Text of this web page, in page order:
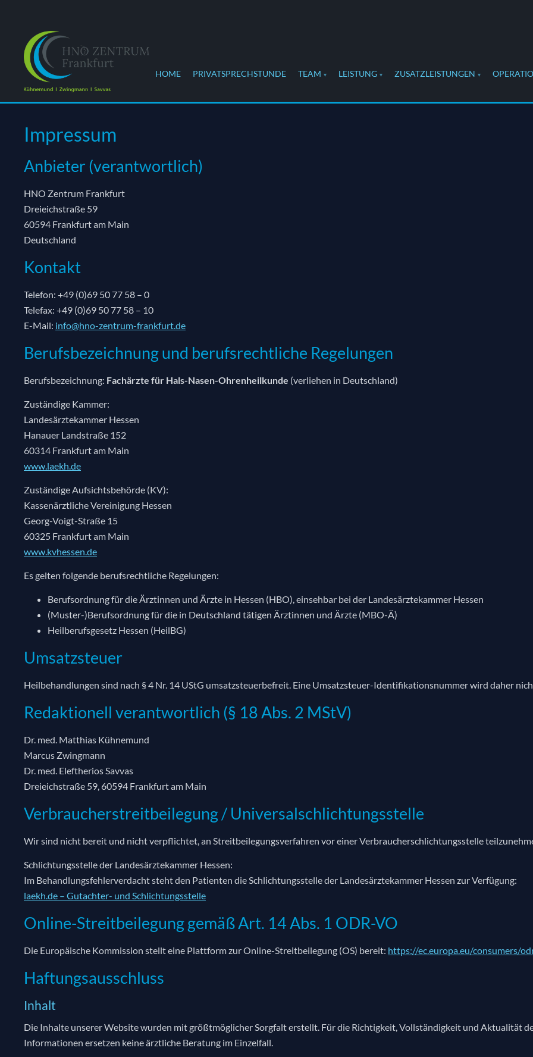
HOME PRIVATSPRECHSTUNDE TEAM LEISTUNG ZUSATZLEISTUNGEN
Impressum
Anbieter (verantwortlich)
HNO Zentrum Frankfurt
Dreieichstraße 59
60594 Frankfurt am Main
Deutschland
Kontakt
Telefon: +49 (0)69 50 77 58 – 0
Telefax: +49 (0)69 50 77 58 – 10
E-Mail: info@hno-zentrum-frankfurt.de
Berufsbezeichnung und berufsrechtliche Regelungen
Berufsbezeichnung: Fachärzte für Hals-Nasen-Ohrenheilkunde (verliehen in Deutschland)
Zuständige Kammer:
Landesärztekammer Hessen
Hanauer Landstraße 152
60314 Frankfurt am Main
www.laekh.de
Zuständige Aufsichtsbehörde (KV):
Kassenärztliche Vereinigung Hessen
Georg-Voigt-Straße 15
60325 Frankfurt am Main
www.kvhessen.de
Es gelten folgende berufsrechtliche Regelungen:
Berufsordnung für die Ärztinnen und Ärzte in Hessen (HBO), einsehbar bei der Landesärztekammer Hessen
(Muster-)Berufsordnung für die in Deutschland tätigen Ärztinnen und Ärzte (MBO-Ä)
Heilberufsgesetz Hessen (HeilBG)
Umsatzsteuer
Heilbehandlungen sind nach § 4 Nr. 14 UStG umsatzsteuerbefreit. Eine Umsatzsteuer-Identifikationsnummer wird daher
Redaktionell verantwortlich (§ 18 Abs. 2 MStV)
Dr. med. Matthias Kühnemund
Marcus Zwingmann
Dr. med. Eleftherios Savvas
Dreieichstraße 59, 60594 Frankfurt am Main
Verbraucherstreitbeilegung / Universalschlichtungsstelle
Wir sind nicht bereit und nicht verpflichtet, an Streitbeilegungsverfahren vor einer Verbraucherschlichtungsstelle
Schlichtungsstelle der Landesärztekammer Hessen:
Im Behandlungsfehlerverdacht steht den Patienten die Schlichtungsstelle der Landesärztekammer Hessen zur Verfügung:
laekh.de – Gutachter- und Schlichtungsstelle
Online-Streitbeilegung gemäß Art. 14 Abs. 1 ODR-VO
Die Europäische Kommission stellt eine Plattform zur Online-Streitbeilegung (OS) bereit: https://ec.europa.eu/consumers/
Haftungsausschluss
Inhalt
Die Inhalte unserer Website wurden mit größtmöglicher Sorgfalt erstellt. Für die Richtigkeit, Vollständigkeit und Aktualität
Informationen ersetzen keine ärztliche Beratung im Einzelfall.